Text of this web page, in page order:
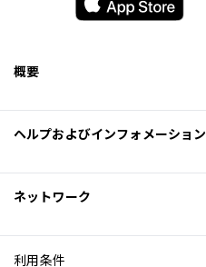
概要
Excellence Awards
ヘルプおよびインフォメーション
ネットワーク
利用条件